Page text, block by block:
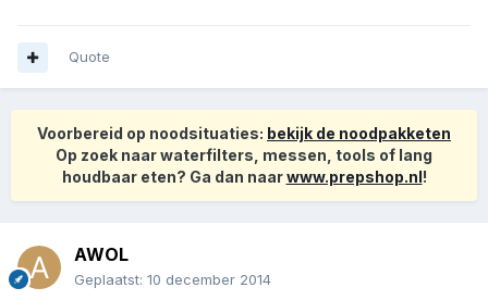
Quote
Voorbereid op noodsituaties: bekijk de noodpakketen
Op zoek naar waterfilters, messen, tools of lang
houdbaar eten? Ga dan naarwww.prepshop.nl!
AWOL
Geplaatst: 10 december 2014